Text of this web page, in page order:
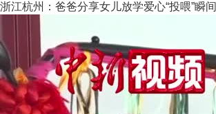
浙江杭州：爸爸分享女儿放学爱心“投喂”瞬间